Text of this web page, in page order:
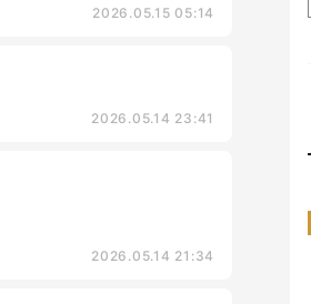
2026.05.15 05:14
2026.05.14 23:41
2026.05.14 21:34